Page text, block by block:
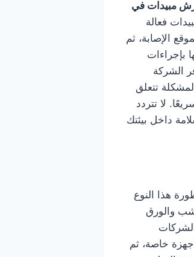
مبيدات في
فعالة
الإصابة، ثم
بإجراءات
الشركة
تتعلق
لا تتردد
داخل بيئتك
هذا النوع
والورق
خاصة، ثم